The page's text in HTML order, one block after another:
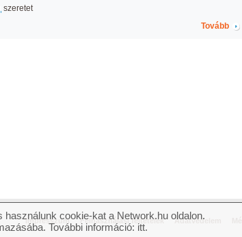
szeretet
Tovább
Impresszum Felhasználási feltételek Adatvédelem
cookie-kat a Network.hu oldalon.
További információ: itt.